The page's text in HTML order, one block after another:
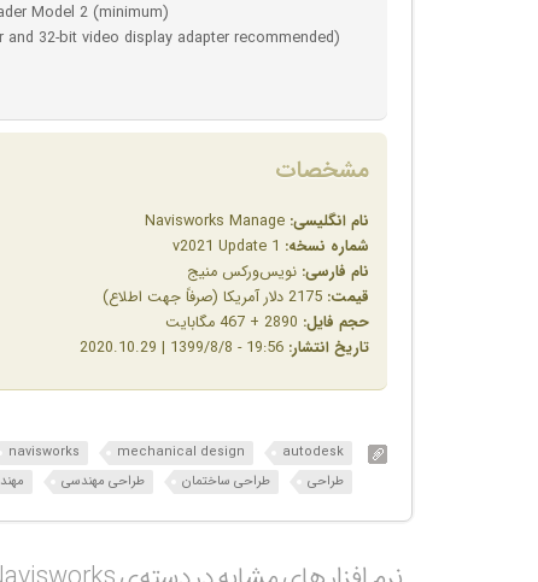
Model 2 (minimum)
32-bit video display adapter recommended)
مشخصات
نام انگلیسی:
شماره نسخه:
نام فارسی: نویس‌ورکس منیج
قیمت:
حجم فایل:
تاریخ انتشار:
autodesk
mechanical design
navisworks
طراحی
طراحی ساختمان طراحی مهندسی